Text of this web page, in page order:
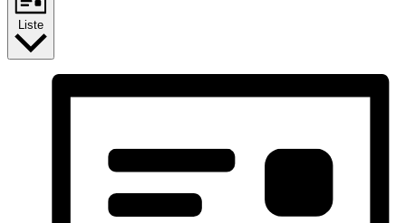
Liste